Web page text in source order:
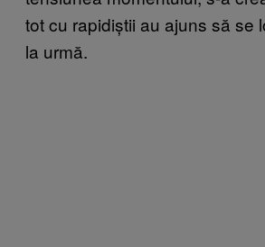
tot cu rapidiștii au ajuns să se
la urmă.